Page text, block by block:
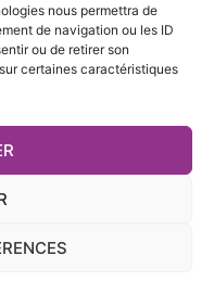
nous permettra de
de navigation ou les ID
ou de retirer son
certaines caractéristiques
comprend plus de
- Membre du